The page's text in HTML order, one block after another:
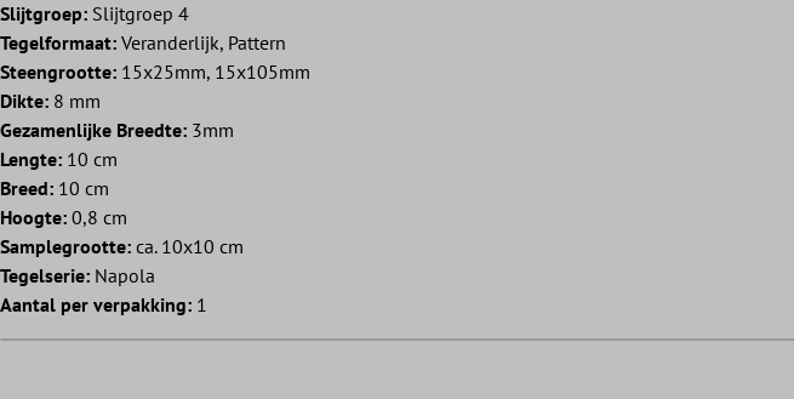
Slijtgroep: Slijtgroep 4
Tegelformaat: Veranderlijk, Pattern
Steengrootte: 15x25mm, 15x105mm
Dikte: 8 mm
Gezamenlijke Breedte: 3mm
Lengte: 10 cm
Breed: 10 cm
Hoogte: 0,8 cm
Samplegrootte: ca. 10x10 cm
Tegelserie: Napola
Aantal per verpakking: 1